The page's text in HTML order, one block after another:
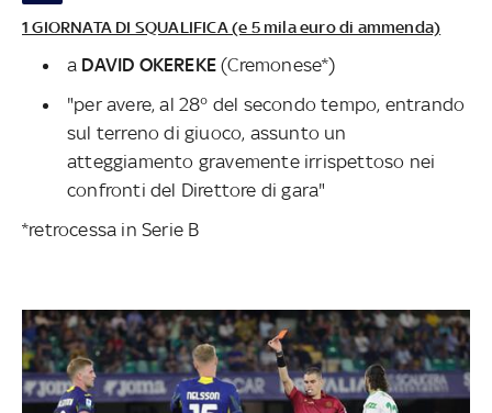
1 GIORNATA DI SQUALIFICA (e 5 mila euro di ammenda)
a DAVID OKEREKE(Cremonese*)
"per avere, al 28° del secondo tempo, entrando
sul terreno di giuoco, assunto un
atteggiamento gravemente irrispettoso nei
confronti del Direttore di gara"
*retrocessa in Serie B